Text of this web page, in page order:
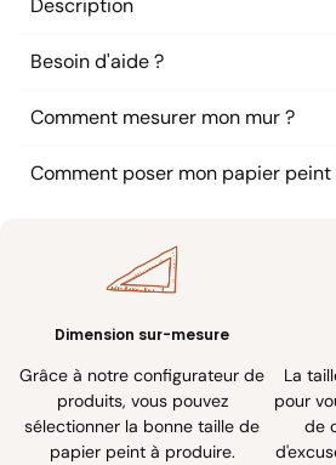
Description
Besoin d'aide ?
Comment mesurer mon mur ?
Comment poser mon papier peint
Dimension sur-mesure
Grâce à notre configurateur de
produits, vous pouvez
sélectionner la bonne taille de
papier peint à produire.
La
pour
de